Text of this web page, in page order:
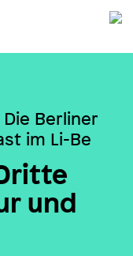
Berliner
im Li-Be
und